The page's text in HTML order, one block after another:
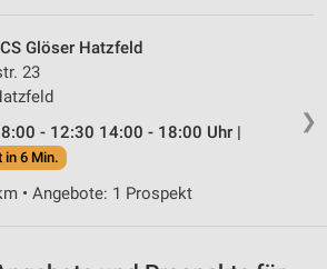
❯
Glöser Hatzfeld
23
- 12:30 14:00 - 18:00 Uhr |
in 6 Min.
• Angebote: 1 Prospekt
von Inhalten
durch Statistiken oder